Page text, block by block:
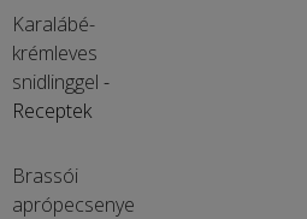
Karalábé-
krémleves
snidlinggel -
Receptek
Brassói
aprópecsenye